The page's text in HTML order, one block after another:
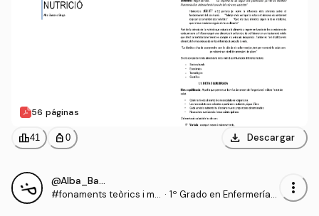
56 páginas
leaderboard41 personal_bag 0 download Descargar
@Alba_Barcons_Berga
#fonaments teòrics i me · 1º Grado en Enfermería
more_vert